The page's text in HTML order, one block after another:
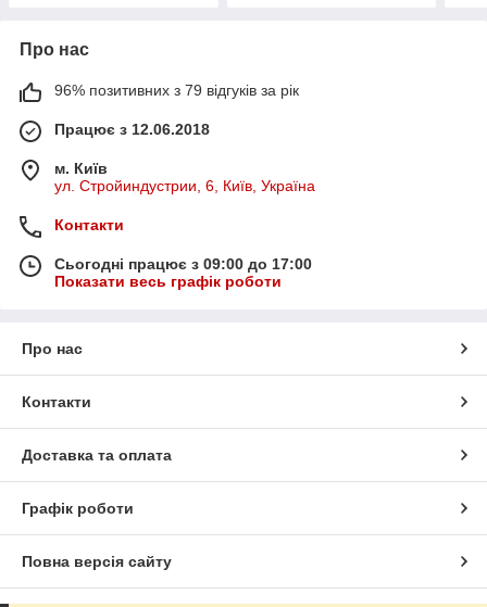
Про нас
96% позитивних з 79 відгуків за рік
Працює з 12.06.2018
м. Київ
ул. Стройиндустрии, 6, Київ, Україна
Контакти
Сьогодні працює з 09:00 до 17:00
Показати весь графік роботи
Про нас
Контакти
Доставка та оплата
Графік роботи
Повна версія сайту